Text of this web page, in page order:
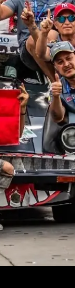
¡Síguenos!
Facebook InstagramX